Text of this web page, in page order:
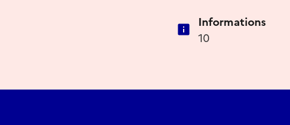
Informations
10